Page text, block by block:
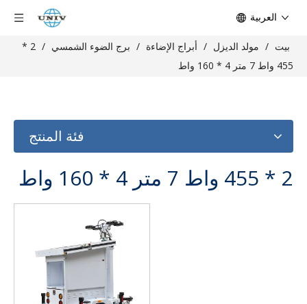
العربية
بيت / مولد الديزل / أبراج الإضاءة / برج الضوء الشمسي /
2 *
455 واط 7 متر 4 * 160 واط
فئة المنتج
2 * 455 واط 7 متر 4 * 160 واط